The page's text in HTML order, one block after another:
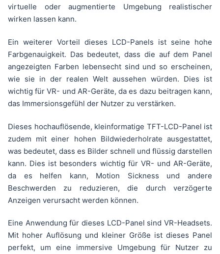
virtuelle oder augmentierte Umgebung realistischer
wirken lassen kann.
Ein weiterer Vorteil dieses LCD-Panels ist seine hohe
Farbgenauigkeit. Das bedeutet, dass die auf dem Panel
angezeigten Farben lebensecht sind und so erscheinen,
wie sie in der realen Welt aussehen würden. Dies ist
wichtig für VR- und AR-Geräte, da es dazu beitragen kann,
das Immersionsgefühl der Nutzer zu verstärken.
Dieses hochauflösende, kleinformatige TFT-LCD-Panel ist
zudem mit einer hohen Bildwiederholrate ausgestattet,
was bedeutet, dass es Bilder schnell und flüssig darstellen
kann. Dies ist besonders wichtig für VR- und AR-Geräte,
da es helfen kann, Motion Sickness und andere
Beschwerden zu reduzieren, die durch verzögerte
Anzeigen verursacht werden können.
Eine Anwendung für dieses LCD-Panel sind VR-Headsets.
Mit hoher Auflösung und kleiner Größe ist dieses Panel
perfekt, um eine immersive Umgebung für Nutzer zu